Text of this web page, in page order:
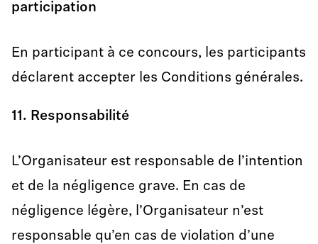
participation
En participant à ce concours, les participants
déclarent accepter les Conditions générales.
11. Responsabilité
L’Organisateur est responsable de l’intention
et de la négligence grave. En cas de
négligence légère, l’Organisateur n’est
responsable qu’en cas de violation d’une